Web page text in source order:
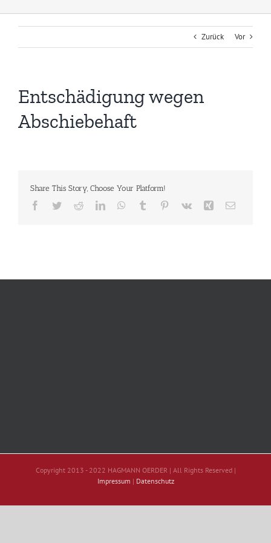
Zurück Vor
Entschädigung wegen
Abschiebehaft
Share This Story, Choose Your Platform!
Facebook
TwitterRedditLinkedInWhatsApp
Tumblr Pinterest
Vk Xing E-
Copyright 2013 - 2022 HAGMANN OERDER | All Rights Reserved |
Impressum | Datenschutz